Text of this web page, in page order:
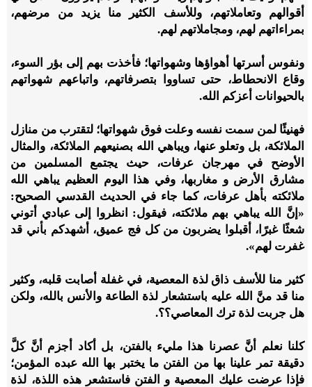
أقوالهم وتعاملاتهم، وللأسف الكثير منا يزيد من مرضهم،
بمراءاتهم لهم، ومجاملاتهم لهم.
ونفوس أسرتها أهواؤها وشهواتها؛ فأخذت بهم إلى بؤر السوء،
وقاع الانحطاط، حتى تساووا بتصرفاتهم، واتباعهم شهواتهم
بالحيوانات أعزكم الله.
فهنيئًا لمن سمت نفسه وعلت فوق شهواتها؛ لتقترب من منازل
الملائكة، بل وتعلو عنها، ويباهي الله بصنيعهم الملائكة، والمثال
الأوضح في مهرجان عرفات، حيث يجتمع المسلمين من
مشارق الأرض و مغاربها، وفي هذا اليوم العظيم يباهي الله
ملائكته بأهل عرفات، كما جاء في الحديث القدسي الصحيح:
«إنَّ الله يباهي بهم ملائكته، فيقول: انظروا إلى عبادي أتوني
شعثًا غبرًا، أقبلوا يضربون من كل فج عميق، أشهدكم بأني قد
غفرت لهم».
كثير منا للأسف ذاق لذة المعصية، في غفلة أصابت قلبه، وكثير
منا قد منَّ الله عليه باستشعار لذة الطاعة والأنس بالله، ولكن
هل جربت لذة ترك المعاصي؟؟.
كلنا نعلم أنَّ عصرنا هذا مليء بالفتن، بل أكاد أجزم أنَّ كلَّ
دقيقة تمر علينا بها من الفتن ما يختبر بها الله عبده المؤمن؛
فإذا عرضت عليك المعصية و الفتن فاستشعر هذه اللذة، لذة